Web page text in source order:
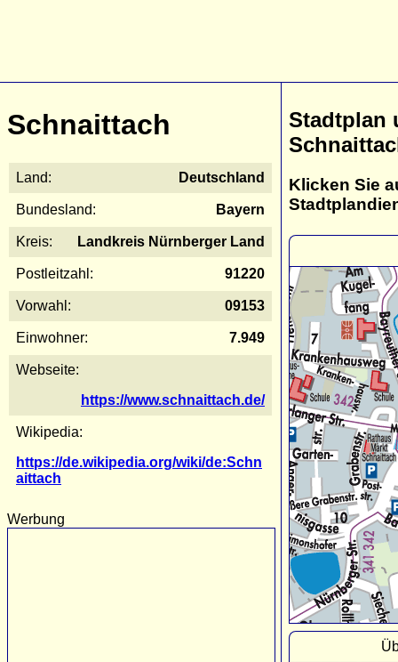
Schnaittach
Land: Deutschland
Bundesland: Bayern
Kreis: Landkreis Nürnberger Land
Postleitzahl: 91220
Vorwahl: 09153
Einwohner: 7.949
Webseite:
https://www.schnaittach.de/
Wikipedia:
https://de.wikipedia.org/wiki/de:Schn
aittach
Werbung
Stadtplan
Klicken Sie